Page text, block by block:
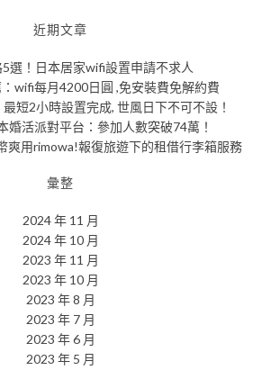
近期文章
選！日本居家wifi設置申請不求人
wifi每月4200日圓 ,免安裝費免解約費
最短2小時設置完成, 世風日下不可不設！
婚活派對平台：參加人數突破74萬！
爽用rimowa!報復旅遊下的租借行李箱服務
彙整
2024 年 11 月
2024 年 10 月
2023 年 11 月
2023 年 10 月
2023 年 8 月
2023 年 7 月
2023 年 6 月
2023 年 5 月